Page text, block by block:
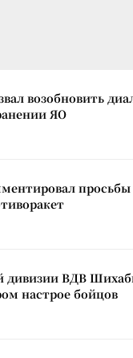
возобновить
ЯО
просьбы
дивизии ВДВ
настрое бойцов